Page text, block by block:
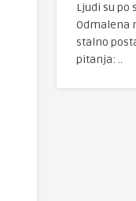
Ljudi su po
Odmalena
stalno
pitanja: ..